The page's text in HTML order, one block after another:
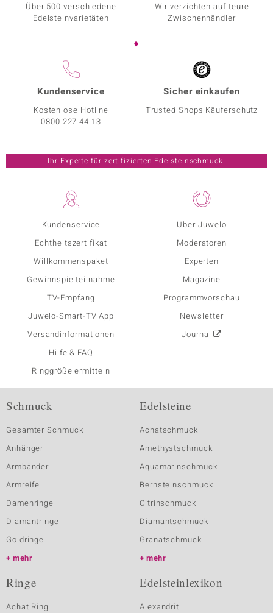
Kundenservice
Echtheitszertifikat
Willkommenspaket
Gewinnspielteilnahme
TV-Empfang
Juwelo-Smart-TV App
Versandinformationen
Hilfe & FAQ
Ringgröße ermitteln
Über Juwelo
Moderatoren
Experten
Magazine
Programmvorschau
Newsletter
Journal
Über 500 verschiedene
Edelsteinvarietäten
Wir verzichten auf teure
Zwischenhändler
Kundenservice
Kostenlose Hotline
0800 227 44 13
Sicher einkaufen
Trusted Shops Käuferschutz
Ihr Experte für zertifizierten Edelsteinschmuck.
Schmuck
Gesamter Schmuck
Anhänger
Armbänder
Armreife
Damenringe
Diamantringe
Goldringe
mehr
Edelsteine
Achatschmuck
Amethystschmuck
Aquamarinschmuck
Bernsteinschmuck
Citrinschmuck
Diamantschmuck
Granatschmuck
mehr
Ringe
Achat Ring
Edelsteinlexikon
Alexandrit